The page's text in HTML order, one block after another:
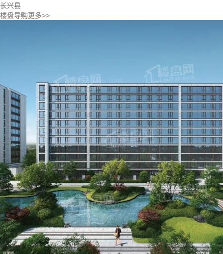
长兴县
楼盘导购更多>>